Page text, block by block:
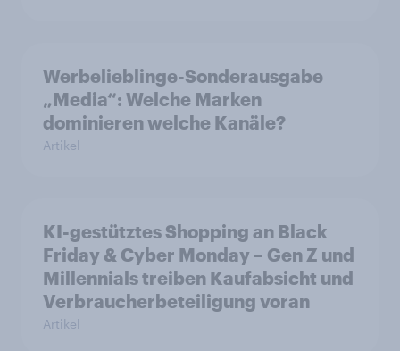
Werbelieblinge-Sonderausgabe
„Media“: Welche Marken
dominieren welche Kanäle?
Artikel
KI-gestütztes Shopping an Black
Friday & Cyber Monday – Gen Z und
Millennials treiben Kaufabsicht und
Verbraucherbeteiligung voran
Artikel